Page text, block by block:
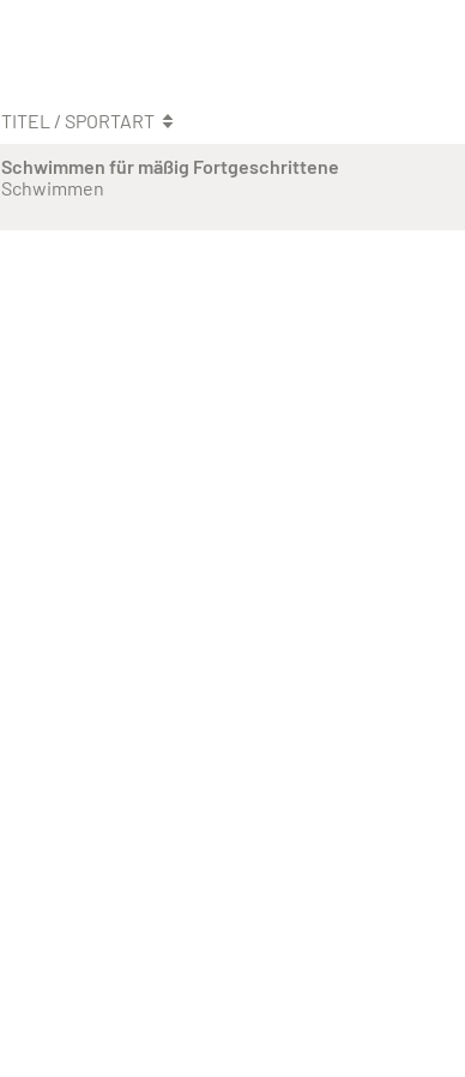
TITEL / SPORTART
Schwimmen für mäßig Fortgeschrittene
Schwimmen